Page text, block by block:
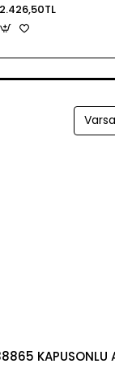
2.426,50TL
KAPUSONLU